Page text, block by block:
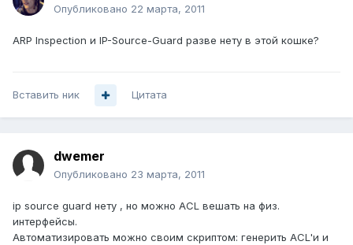
Опубликовано 22 марта, 2011
ARP Inspection и IP-Source-Guard разве нету в этой кошке?
Вставить ник Цитата
dwemer
Опубликовано 23 марта, 2011
ip source guard нету , но можно ACL вешать на физ.
интерфейсы.
Автоматизировать можно своим скриптом: генерить ACL'и и